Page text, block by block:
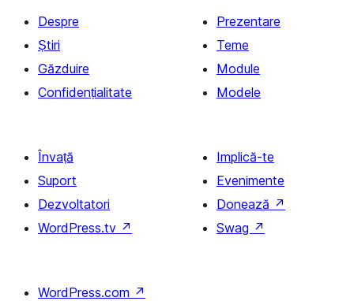
Despre
Știri
Găzduire
Confidențialitate
Prezentare
Teme
Module
Modele
Învață
Suport
Dezvoltatori
WordPress.tv ↗
Implică-te
Evenimente
Donează ↗
Swag ↗
WordPress.com ↗